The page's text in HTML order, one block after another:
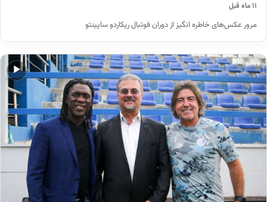
۱۱ ماه قبل
مرور عکس‌های خاطره انگیز از دوران فوتبال ریکاردو ساپینتو
▶
ویدیو